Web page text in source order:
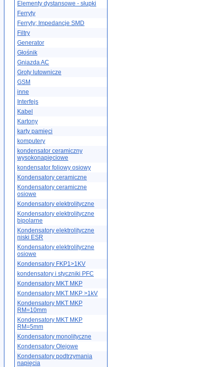
Elementy dystansowe - słupki
Ferryty
Ferryty; Impedancje SMD
Filtry
Generator
Głośnik
Gniazda AC
Groty lutownicze
GSM
inne
Interfejs
Kabel
Kartony
karty pamięci
komputery
kondensator ceramiczny
wysokonapięciowe
kondensator foliowy osiowy
Kondensatory ceramiczne
Kondensatory ceramiczne
osiowe
Kondensatory elektrolityczne
Kondensatory elektrolityczne
bipolarne
Kondensatory elektrolityczne
niski ESR
Kondensatory elektrolityczne
osiowe
Kondensatory FKP1>1KV
kondensatory i styczniki PFC
Kondensatory MKT MKP
Kondensatory MKT MKP >1kV
Kondensatory MKT MKP
RM=10mm
Kondensatory MKT MKP
RM=5mm
Kondensatory monolityczne
Kondensatory Olejowe
Kondensatory podtrzymania
napięcia